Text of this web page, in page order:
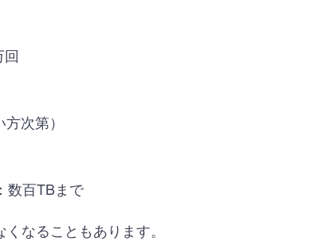
次第）
数百TBまで
なることもあります。